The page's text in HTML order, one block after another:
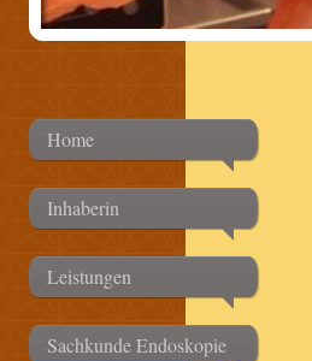
Home
Inhaberin
Leistungen
Sachkunde Endoskopie